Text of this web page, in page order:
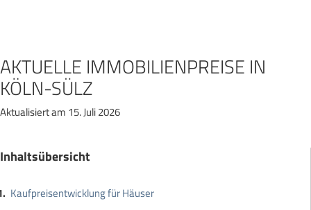
AKTUELLE IMMOBILIENPREISE IN
KÖLN-SÜLZ
Aktualisiert am 15. Juli 2026
Inhaltsübersicht
Kaufpreisentwicklung für Häuser